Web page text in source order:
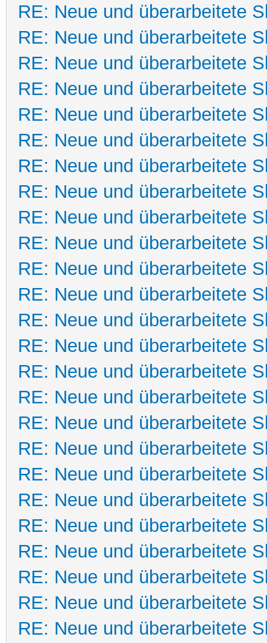
RE: Neue und überarbeitete
RE: Neue und überarbeitete
RE: Neue und überarbeitete
RE: Neue und überarbeitete
RE: Neue und überarbeitete
RE: Neue und überarbeitete
RE: Neue und überarbeitete
RE: Neue und überarbeitete
RE: Neue und überarbeitete
RE: Neue und überarbeitete
RE: Neue und überarbeitete
RE: Neue und überarbeitete
RE: Neue und überarbeitete
RE: Neue und überarbeitete
RE: Neue und überarbeitete
RE: Neue und überarbeitete
RE: Neue und überarbeitete
RE: Neue und überarbeitete
RE: Neue und überarbeitete
RE: Neue und überarbeitete
RE: Neue und überarbeitete
RE: Neue und überarbeitete
RE: Neue und überarbeitete
RE: Neue und überarbeitete
RE: Neue und überarbeitete